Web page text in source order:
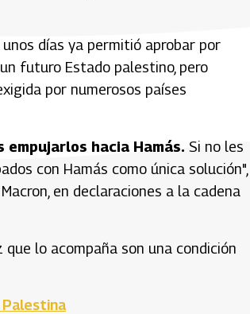
días ya permitió aprobar por
futuro Estado palestino, pero
por numerosos países
hacia Hamás. Si no les
con Hamás como única solución",
en declaraciones a la cadena
lo acompaña son una condición
Palestina